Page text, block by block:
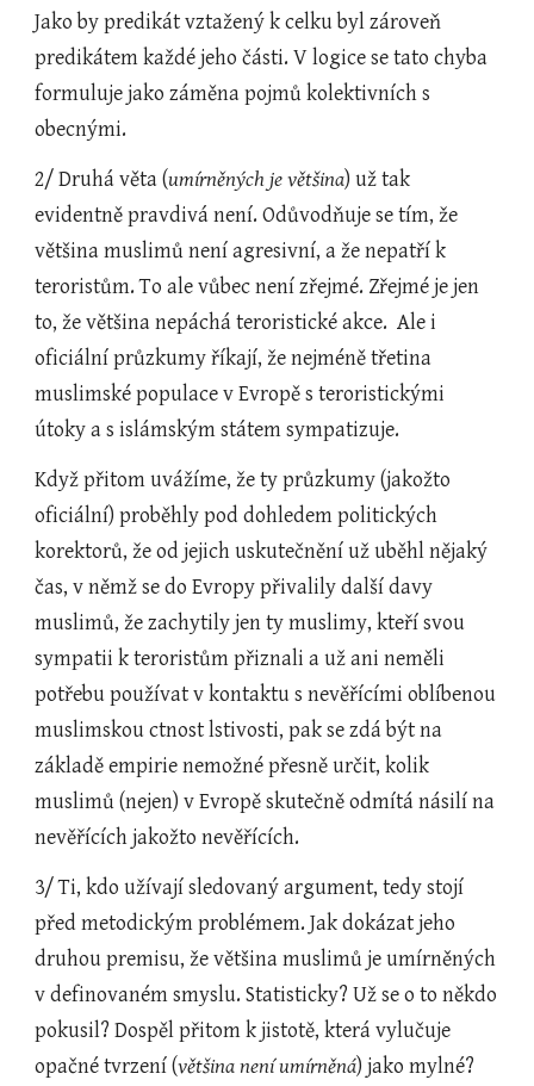
Jako by predikát vztažený k celku byl zároveň
predikátem každé jeho části. V logice se tato chyba
formuluje jako záměna pojmů kolektivních s
obecnými.
2/ Druhá věta (umírněných je většina) už tak
evidentně pravdivá není. Odůvodňuje se tím, že
většina muslimů není agresivní, a že nepatří k
teroristům. To ale vůbec není zřejmé. Zřejmé je jen
to, že většina nepáchá teroristické akce.  Ale i
oficiální průzkumy říkají, že nejméně třetina
muslimské populace v Evropě s teroristickými
útoky a s islámským státem sympatizuje.
Když přitom uvážíme, že ty průzkumy (jakožto
oficiální) proběhly pod dohledem politických
korektorů, že od jejich uskutečnění už uběhl nějaký
čas, v němž se do Evropy přivalily další davy
muslimů, že zachytily jen ty muslimy, kteří svou
sympatii k teroristům přiznali a už ani neměli
potřebu používat v kontaktu s nevěřícími oblíbenou
muslimskou ctnost lstivosti, pak se zdá být na
základě empirie nemožné přesně určit, kolik
muslimů (nejen) v Evropě skutečně odmítá násilí na
nevěřících jakožto nevěřících.
3/ Ti, kdo užívají sledovaný argument, tedy stojí
před metodickým problémem. Jak dokázat jeho
druhou premisu, že většina muslimů je umírněných
v definovaném smyslu. Statisticky? Už se o to někdo
pokusil? Dospěl přitom k jistotě, která vylučuje
opačné tvrzení (většina není umírněná) jako mylné?